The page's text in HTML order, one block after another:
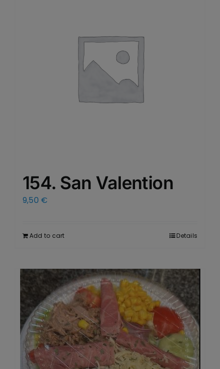
154. San Valention
9,50 €
Add to cart Details